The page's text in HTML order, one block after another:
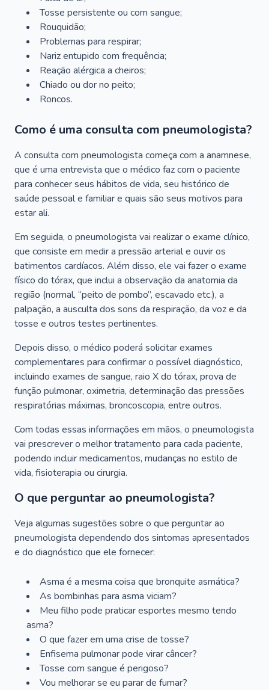
Tosse persistente ou com sangue;
Rouquidão;
Problemas para respirar;
Nariz entupido com frequência;
Reação alérgica a cheiros;
Chiado ou dor no peito;
Roncos.
Como é uma consulta com pneumologista?
A consulta com pneumologista começa com a anamnese,
que é uma entrevista que o médico faz com o paciente
para conhecer seus hábitos de vida, seu histórico de
saúde pessoal e familiar e quais são seus motivos para
estar ali.
Em seguida, o pneumologista vai realizar o exame clínico,
que consiste em medir a pressão arterial e ouvir os
batimentos cardíacos. Além disso, ele vai fazer o exame
físico do tórax, que inclui a observação da anatomia da
região (normal, “peito de pombo”, escavado etc.), a
palpação, a ausculta dos sons da respiração, da voz e da
tosse e outros testes pertinentes.
Depois disso, o médico poderá solicitar exames
complementares para confirmar o possível diagnóstico,
incluindo exames de sangue, raio X do tórax, prova de
função pulmonar, oximetria, determinação das pressões
respiratórias máximas, broncoscopia, entre outros.
Com todas essas informações em mãos, o pneumologista
vai prescrever o melhor tratamento para cada paciente,
podendo incluir medicamentos, mudanças no estilo de
vida, fisioterapia ou cirurgia.
O que perguntar ao pneumologista?
Veja algumas sugestões sobre o que perguntar ao
pneumologista dependendo dos sintomas apresentados
e do diagnóstico que ele fornecer:
Asma é a mesma coisa que bronquite asmática?
As bombinhas para asma viciam?
Meu filho pode praticar esportes mesmo tendo
asma?
O que fazer em uma crise de tosse?
Enfisema pulmonar pode virar câncer?
Tosse com sangue é perigoso?
Vou melhorar se eu parar de fumar?